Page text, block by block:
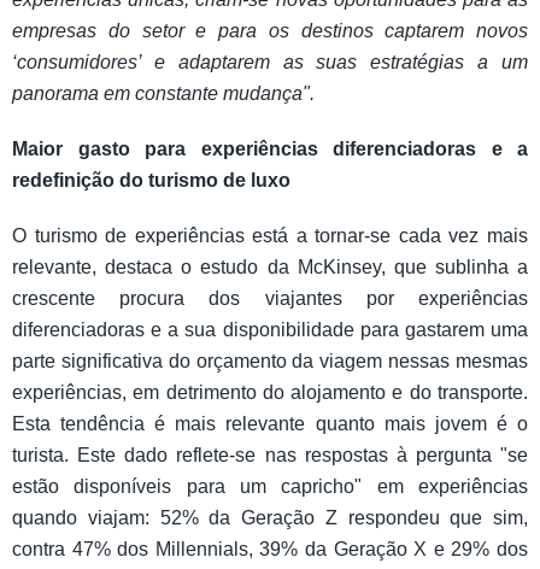
empresas do setor e para os destinos captarem novos
‘consumidores’ e adaptarem as suas estratégias a um
panorama em constante mudança".
Maior gasto para experiências diferenciadoras e a
redefinição do turismo de luxo
O turismo de experiências está a tornar-se cada vez mais
relevante, destaca o estudo da McKinsey, que sublinha a
crescente procura dos viajantes por experiências
diferenciadoras e a sua disponibilidade para gastarem uma
parte significativa do orçamento da viagem nessas mesmas
experiências, em detrimento do alojamento e do transporte.
Esta tendência é mais relevante quanto mais jovem é o
turista. Este dado reflete-se nas respostas à pergunta "se
estão disponíveis para um capricho" em experiências
quando viajam: 52% da Geração Z respondeu que sim,
contra 47% dos Millennials, 39% da Geração X e 29% dos